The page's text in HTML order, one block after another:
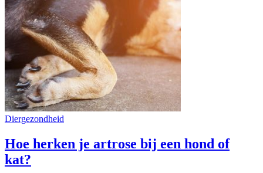
Diergezondheid
Hoe herken je artrose bij een hond of
kat?